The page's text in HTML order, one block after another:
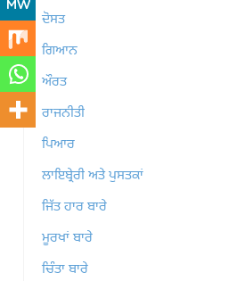
ਦੋਸਤ
ਗਿਆਨ
ਔਰਤ
ਰਾਜਨੀਤੀ
ਪਿਆਰ
ਲਾਇਬ੍ਰੇਰੀ ਅਤੇ ਪੁਸਤਕਾਂ
ਜਿੱਤ ਹਾਰ ਬਾਰੇ
ਮੂਰਖਾਂ ਬਾਰੇ
ਚਿੰਤਾ ਬਾਰੇ